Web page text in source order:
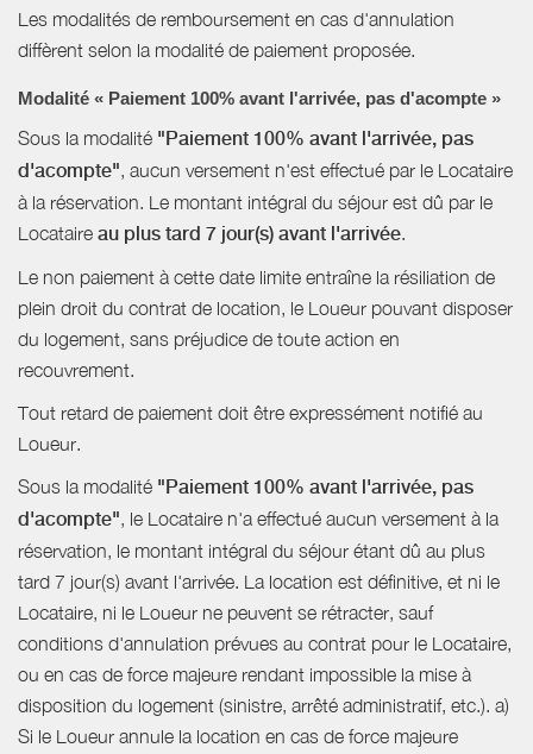
Les modalités de remboursement en cas d'annulation
diffèrent selon la modalité de paiement proposée.
Modalité « Paiement 100% avant l'arrivée, pas d'acompte »
Sous la modalité "Paiement 100% avant l'arrivée, pas
d'acompte", aucun versement n'est effectué par le Locataire
à la réservation. Le montant intégral du séjour est dû par le
Locataire au plus tard 7 jour(s) avant l'arrivée.
Le non paiement à cette date limite entraîne la résiliation de
plein droit du contrat de location, le Loueur pouvant disposer
du logement, sans préjudice de toute action en
recouvrement.
Tout retard de paiement doit être expressément notifié au
Loueur.
Sous la modalité "Paiement 100% avant l'arrivée, pas
d'acompte", le Locataire n'a effectué aucun versement à la
réservation, le montant intégral du séjour étant dû au plus
tard 7 jour(s) avant l'arrivée. La location est définitive, et ni le
Locataire, ni le Loueur ne peuvent se rétracter, sauf
conditions d'annulation prévues au contrat pour le Locataire,
ou en cas de force majeure rendant impossible la mise à
disposition du logement (sinistre, arrêté administratif, etc.). a)
Si le Loueur annule la location en cas de force majeure